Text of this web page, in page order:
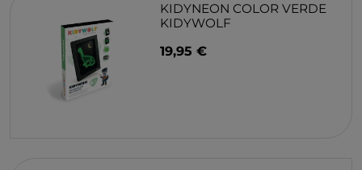
KIDYNEON COLOR VERDE
KIDYWOLF
19,95 €